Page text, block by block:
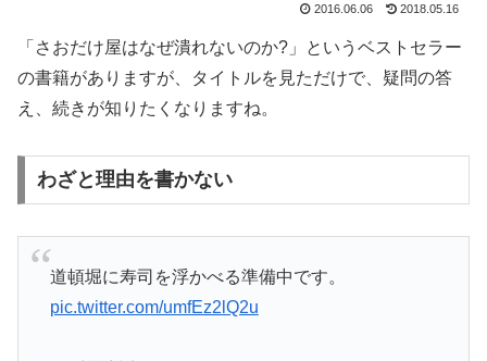
2016.06.06 2018.05.16
「さおだけ屋はなぜ潰れないのか?」というベストセラー
の書籍がありますが、タイトルを見ただけで、疑問の答
え、続きが知りたくなりますね。
わざと理由を書かない
道頓堀に寿司を浮かべる準備中です。
pic.twitter.com/umfEz2lQ2u